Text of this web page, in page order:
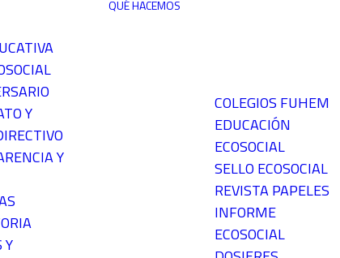
Y
Y
Y
QUÉ HACEMOS
COLEGIOS FUHEM
EDUCACIÓN
ECOSOCIAL
SELLO ECOSOCIAL
REVISTA PAPELES
INFORME
ECOSOCIAL